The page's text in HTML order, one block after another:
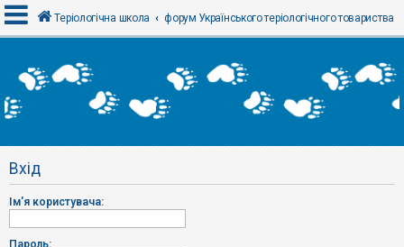
х
і
Р
є
т
р
Теріологічна школа форум Українського теріологічного товариства
Вхід
Ім'я користувача: